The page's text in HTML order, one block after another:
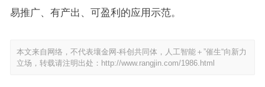
易推广、有产出、可盈利的应用示范。
本文来自网络，不代表壤金网-科创共同体，人工智能＋”催生“向新力
立场，转载请注明出处： http://www.rangjin.com/1986.html